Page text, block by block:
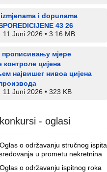
i dopunama
43 26
11 Juni 2026 3.16 MB
мјере
контроле цијена
највишег нивоа цијена
11 Juni 2026 323 KB
- oglasi
o održavanju stručnog ispita
u prometu nekretnina
o održavanju ispitnog roka